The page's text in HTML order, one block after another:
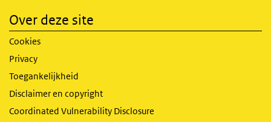
Over deze site
Cookies
Privacy
Toegankelijkheid
Disclaimer en copyright
Coordinated Vulnerability Disclosure